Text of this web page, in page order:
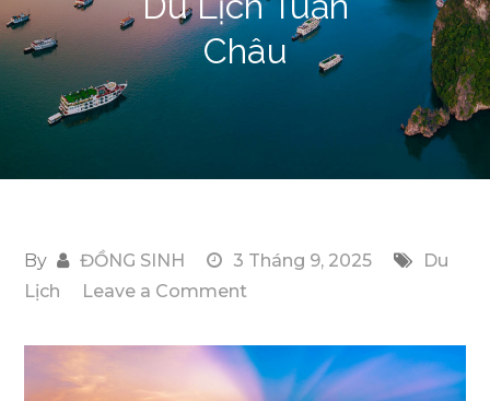
Châu
By ĐỒNG SINH 3 Tháng 9, 2025
Du
Lịch
Leave a Comment
Sẻ
5